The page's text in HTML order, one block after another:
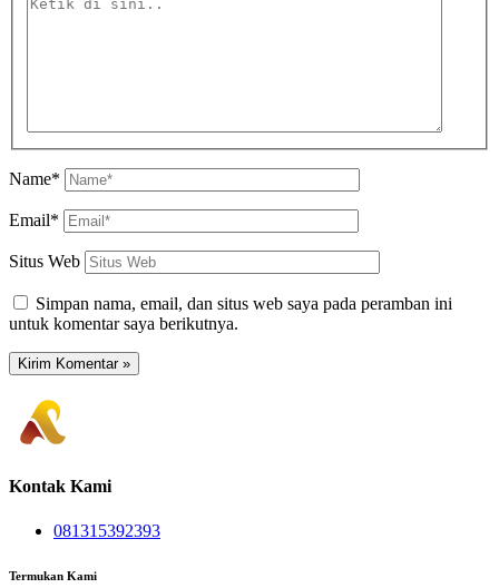
Name*
Email*
Situs Web
Simpan nama, email, dan situs web saya pada peramban ini
untuk komentar saya berikutnya.
Kontak Kami
081315392393
Termukan Kami